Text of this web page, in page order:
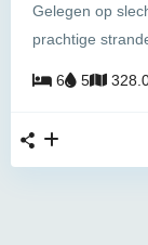
Gelegen op
prachtige
6 5